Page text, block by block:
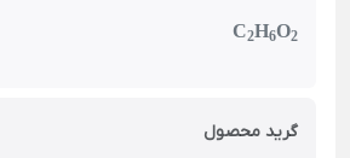
C2H6O2
گرید محصول